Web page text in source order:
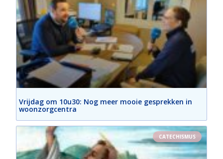
Vrijdag om 10u30: Nog meer mooie gesprekken in
woonzorgcentra
CATECHISMUS